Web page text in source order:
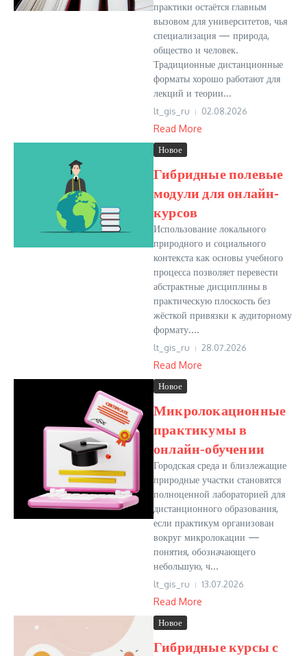
практики остаётся главным
вызовом для университетов, чья
специализация — природа,
общество и человек.
Традиционные дистанционные
форматы хорошо работают для
лекций и теории...
lt_gis_ru 02.08.2026
Read More
Новое
Гибридные полевые
модули для онлайн-
курсов
Использование локального
природного и социального
контекста как основы учебного
процесса позволяет перевести
абстрактные дисциплины в
практическую плоскость без
жёсткой привязки к аудиторному
формату....
lt_gis_ru 28.07.2026
Read More
Новое
Микролокационные
практикумы в
онлайн‑обучении
Городская среда и близлежащие
природные участки становятся
полноценной лабораторией для
дистанционного образования,
если практикум организован
вокруг микролокации —
понятия, обозначающего
небольшую, ч...
lt_gis_ru 13.07.2026
Read More
Новое
Гибридные курсы с